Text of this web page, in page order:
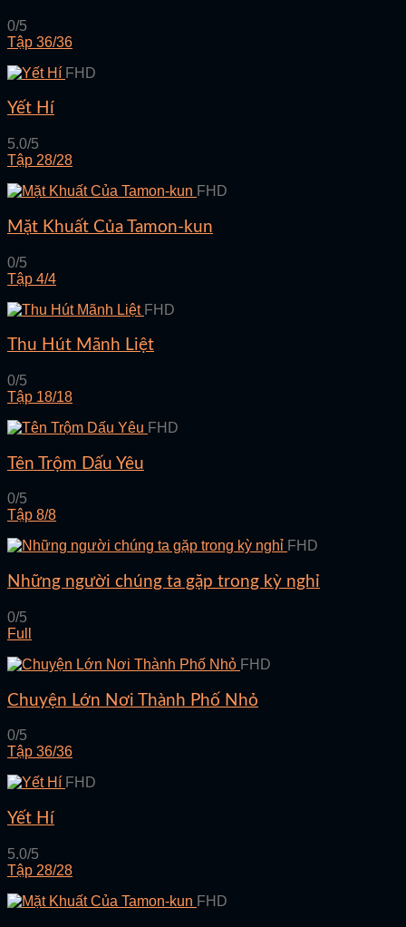
0/5
Tập 36/36
FHD
Yết Hí
5.0/5
Tập 28/28
FHD
Mặt Khuất Của Tamon-kun
0/5
Tập 4/4
FHD
Thu Hút Mãnh Liệt
0/5
Tập 18/18
FHD
Tên Trộm Dấu Yêu
0/5
Tập 8/8
FHD
Những người chúng ta gặp trong kỳ nghỉ
0/5
Full
FHD
Chuyện Lớn Nơi Thành Phố Nhỏ
0/5
Tập 36/36
FHD
Yết Hí
5.0/5
Tập 28/28
FHD